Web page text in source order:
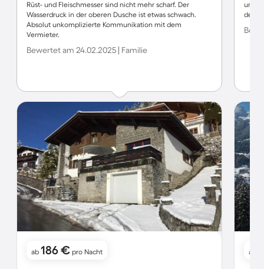
Rüst- und Fleischmesser sind nicht mehr scharf. Der
Wasserdruck in der oberen Dusche ist etwas schwach.
Absolut unkomplizierte Kommunikation mit dem
Vermieter.
Bewertet am 24.02.2025 | Familie
ab 186 € pro Nacht
und
der
ab